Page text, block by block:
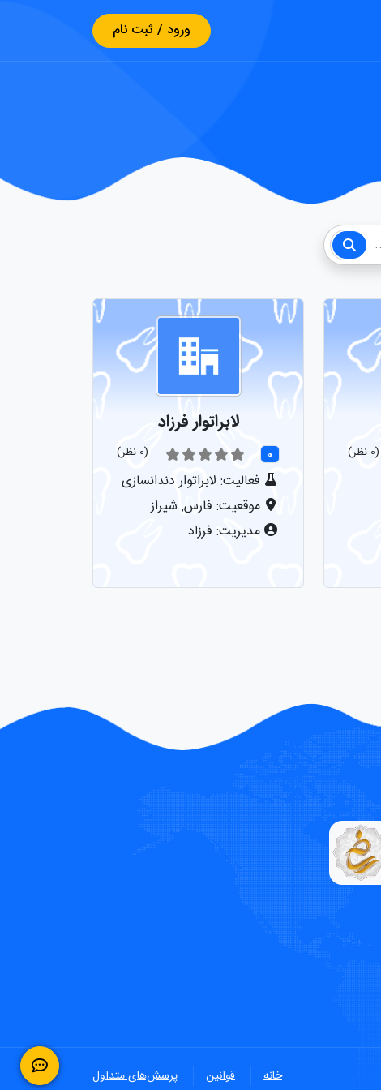
ورود / ثبت نام
(0 نظر)
لابراتوار فرزاد
0 (0 نظر)
فعالیت: لابراتوار دندانسازی
موقعیت: فارس, شیراز
مدیریت: فرزاد
خانه قوانین پرسش‌های متداول